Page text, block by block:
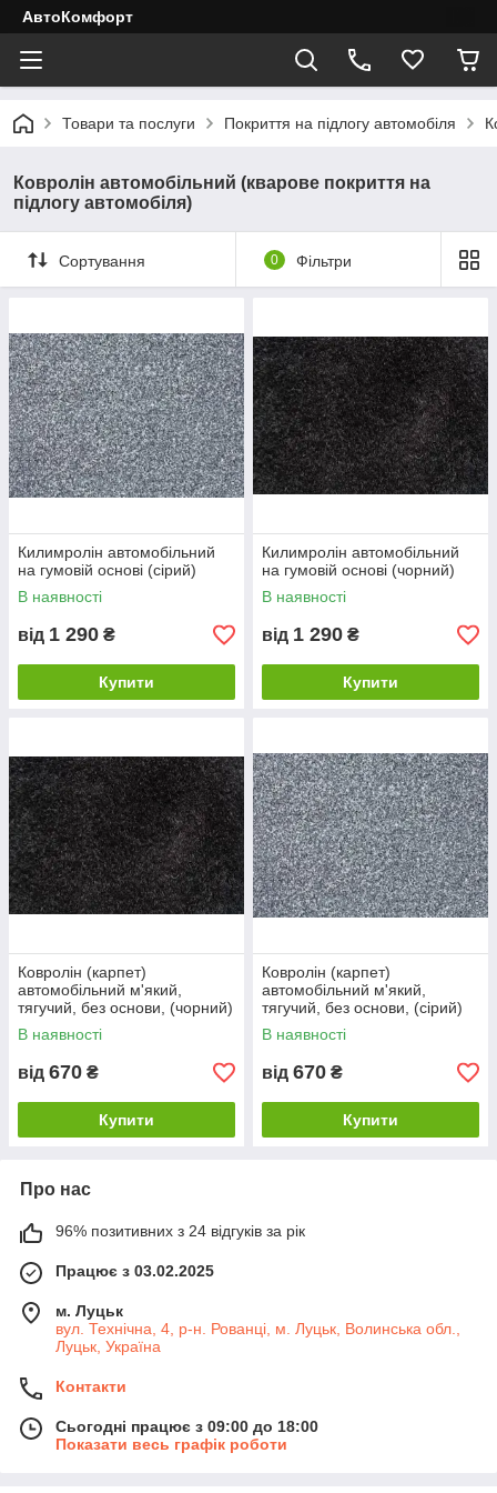
АвтоКомфорт
Товари та послуги Покриття на підлогу автомобіля
Ковролін автомобільний (кварове покриття на
підлогу автомобіля)
Сортування 0 Фільтри
Килимролін автомобільний
на гумовій основі (сірий)
В наявності
від 1 290 ₴
Купити
Килимролін автомобільний
на гумовій основі (чорний)
В наявності
від 1 290 ₴
Купити
Ковролін (карпет)
автомобільний м'який,
тягучий, без основи, (чорний)
ширина 1,60м
В наявності
від 670 ₴
Купити
Ковролін (карпет)
автомобільний м'який,
тягучий, без основи, (сірий)
ширина 1,60м
В наявності
від 670 ₴
Купити
Про нас
96% позитивних з 24 відгуків за рік
Працює з 03.02.2025
м. Луцьк
вул. Технічна, 4, р-н. Рованці, м. Луцьк, Волинська обл.,
Луцьк, Україна
Контакти
Сьогодні працює з 09:00 до 18:00
Показати весь графік роботи